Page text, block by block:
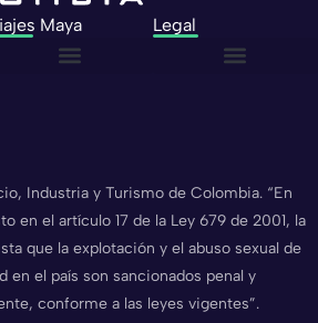
Maya Legal
Industria y Turismo de Colombia. “En
en el artículo 17 de la Ley 679 de 2001, la
que la explotación y el abuso sexual de
en el país son sancionados penal y
conforme a las leyes vigentes”.